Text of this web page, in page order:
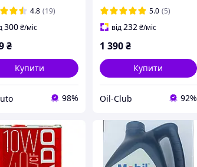
4.8 (19)
300₴/міс
₴
Купити
98%
5.0 (5)
від 232 ₴/міс
1 390 ₴
Купити
Oil-Club 92%